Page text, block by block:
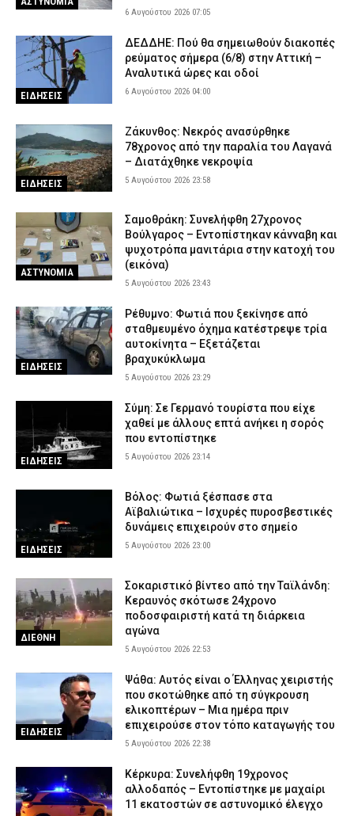
Εποχικοί Πυροσβέστες προς Τουρνά: «Γιατί ανακλήθηκαν οι
ΣΩΜΑΤΑ ΑΣΦΑΛΕΙΑΣ 5 Αυγούστου 2026 17:53
Οινόη – Χαλκίδα: Διακοπή σιδηροδρομικής γραμμής λόγω
φωτιάς – Τι ανακοίνωσε η Hellenic Train
ΕΙΔΗΣΕΙΣ
Εκτεταμένες επιχειρήσεις της ΕΛ.ΑΣ. οδήγησαν σε 23
συλλήψεις στη Στερεά Ελλάδα
ΑΣΤΥΝΟΜΙΑ 5 Αυγούστου 2026 17:31
Σοκαριστικό βίντεο: Η στιγμή που η φωτιά εισβάλλει στο Πόρτο
ΕΙΔΗΣΕΙΣ 5 Αυγούστου 2026 17:18
6 Αυγούστου 2026 07:05
ΕΙΔΗΣΕΙΣ
ΔΕΔΔΗΕ: Πού θα σημειωθούν διακοπές
ρεύματος σήμερα (6/8) στην Αττική –
Αναλυτικά ώρες και οδοί
6 Αυγούστου 2026 04:00
ΕΙΔΗΣΕΙΣ
Ζάκυνθος: Νεκρός ανασύρθηκε
78χρονος από την παραλία του Λαγανά
– Διατάχθηκε νεκροψία
5 Αυγούστου 2026 23:58
ΑΣΤΥΝΟΜΙΑ
Σαμοθράκη: Συνελήφθη 27χρονος
Βούλγαρος – Εντοπίστηκαν κάνναβη και
ψυχοτρόπα μανιτάρια στην κατοχή του
(εικόνα)
5 Αυγούστου 2026 23:43
ΕΙΔΗΣΕΙΣ
Ρέθυμνο: Φωτιά που ξεκίνησε από
σταθμευμένο όχημα κατέστρεψε τρία
αυτοκίνητα – Εξετάζεται
βραχυκύκλωμα
5 Αυγούστου 2026 23:29
ΕΙΔΗΣΕΙΣ
Σύμη: Σε Γερμανό τουρίστα που είχε
χαθεί με άλλους επτά ανήκει η σορός
που εντοπίστηκε
5 Αυγούστου 2026 23:14
ΕΙΔΗΣΕΙΣ
Βόλος: Φωτιά ξέσπασε στα
Αϊβαλιώτικα – Ισχυρές πυροσβεστικές
δυνάμεις επιχειρούν στο σημείο
5 Αυγούστου 2026 23:00
ΔΙΕΘΝΗ
Σοκαριστικό βίντεο από την Ταϊλάνδη:
Κεραυνός σκότωσε 24χρονο
ποδοσφαιριστή κατά τη διάρκεια
αγώνα
5 Αυγούστου 2026 22:53
ΕΙΔΗΣΕΙΣ
Ψάθα: Αυτός είναι ο Έλληνας χειριστής
που σκοτώθηκε από τη σύγκρουση
ελικοπτέρων – Μια ημέρα πριν
επιχειρούσε στον τόπο καταγωγής του
5 Αυγούστου 2026 22:38
Κέρκυρα: Συνελήφθη 19χρονος
αλλοδαπός – Εντοπίστηκε με μαχαίρι
11 εκατοστών σε αστυνομικό έλεγχο